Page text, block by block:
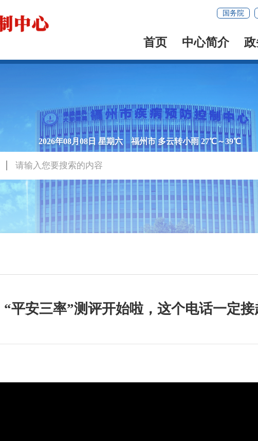
国务院
首页 中心简介
2026年08月08日 星期六 福州市 多云转小雨 27℃～39℃
“平安三率”测评开始啦，这个电话一定接